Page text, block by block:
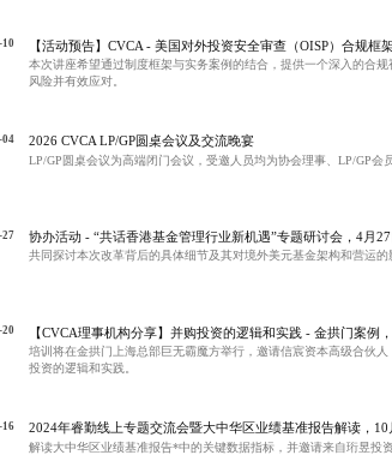
10 【活动预告】CVCA - 美国对外投资安全审查（OISP）合规框
本次讲座希望通过制度框架与实务案例的结合，提供一个深入的合
风险并有效应对。
04 2026 CVCA LP/GP圆桌会议及交流晚宴
LP/GP圆桌会议为高端闭门会议，受邀人员均为协会理事、LP/GP会
27 协办活动 - “共话香港基金管理行业新机遇”专题研讨会，4月
共同探讨本次改革背后的具体细节及其对境外美元基金架构和营运的
20 【CVCA理事机构分享】并购投资的逻辑和实践 - 金拱门案例
培训将在金拱门上海总部巨无霸魔方举行，邀请信宸资本高级合伙
投资的逻辑和实践。
16 2024年睿勤线上专题交流会暨大中华区业绩基准报告解读，10
解读大中华区业绩基准报告*中的关键数据指标，并邀请来自珩昱投